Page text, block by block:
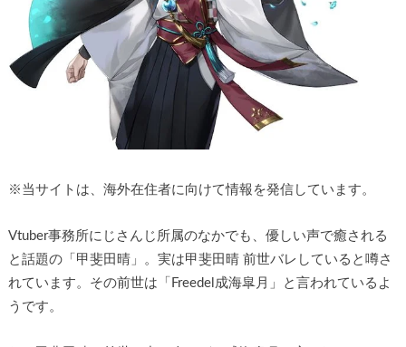
※ 当サイトは、海外在住者に向けて情報を発信しています。
Vtuber事務所にじさんじ所属のなかでも、優しい声で癒される
と話題の「甲斐田晴」。実は甲斐田晴 前世バレしていると噂さ
れています。その前世は「Freedel成海皐月」と言われているよ
うです。